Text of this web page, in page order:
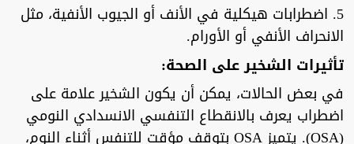
5. اضطرابات هيكلية في الأنف أو الجيوب الأنفية، مثل
الانحراف الأنفي أو الأورام.
تأثيرات الشخير على الصحة:
في بعض الحالات، يمكن أن يكون الشخير علامة على
اضطراب يعرف بالانقطاع التنفسي الانسدادي النومي
(OSA). يتميز OSA بتوقف مؤقت للتنفس أثناء النوم،